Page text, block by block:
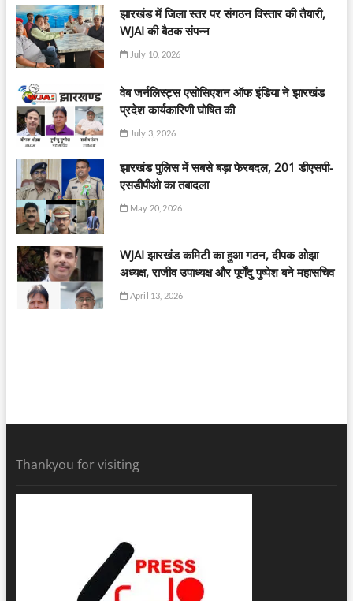
झारखंड में जिला स्तर पर संगठन विस्तार की तैयारी,
WJAI की बैठक संपन्न
July 10, 2026
वेब जर्नलिस्ट्स एसोसिएशन ऑफ इंडिया ने झारखंड
प्रदेश कार्यकारिणी घोषित की
July 3, 2026
झारखंड पुलिस में सबसे बड़ा फेरबदल, 201 डीएसपी-
एसडीपीओ का तबादला
May 20, 2026
WJAI झारखंड कमिटी का हुआ गठन, दीपक ओझा
अध्यक्ष, राजीव उपाध्यक्ष और पूर्णेंदु पुष्पेश बने महासचिव
April 13, 2026
Thankyou for visiting